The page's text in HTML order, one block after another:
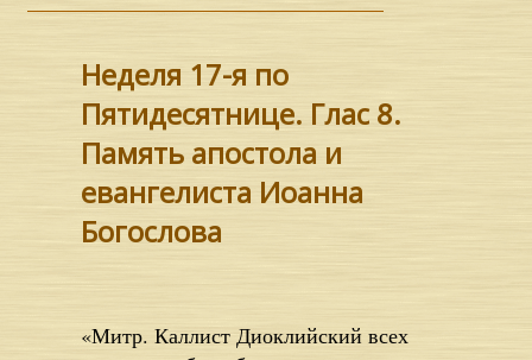
Неделя 17-я по
Пятидесятнице. Глас 8.
Память апостола и
евангелиста Иоанна
Богослова
«Митр. Каллист Диоклийский всех